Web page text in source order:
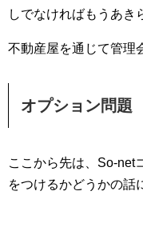
しでなければもうあき
不動産屋を通じて管理
オプション問題
ここから先は、So-net
をつけるかどうかの話